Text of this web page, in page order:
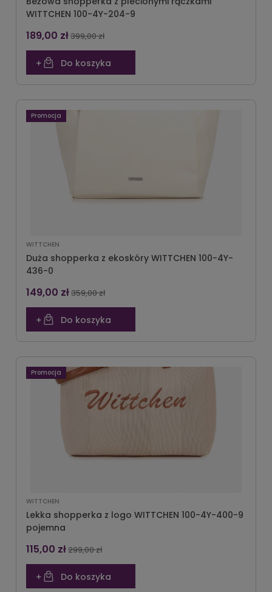
WITTCHEN 100-4Y-204-9
189,00 zł399,00 zł
Do koszyka
WITTCHEN
Duża shopperka z ekoskóry WITTCHEN 100-4Y-
436-0
149,00 zł359,00 zł
Do koszyka
Promocja
WITTCHEN
Lekka shopperka z logo WITTCHEN 100-4Y-400-9
pojemna
115,00 zł299,00 zł
Do koszyka
Promocja